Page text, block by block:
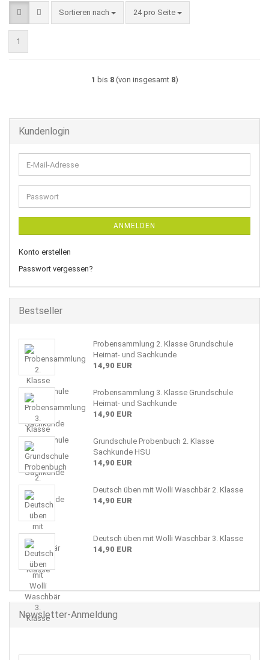
Sortieren nach
Sortieren nach 24 pro Seite
pro Seite
1
1 bis 8(von insgesamt 8)
Kundenlogin
E-
Mail-
Adresse
Passwort
ANMELDEN
Konto erstellen
Passwort vergessen?
Bestseller
Probensammlung 2. Klasse Grundschule
Heimat- und Sachkunde
14,90 EUR
Probensammlung 3. Klasse Grundschule
Heimat- und Sachkunde
14,90 EUR
Grundschule Probenbuch 2. Klasse
Sachkunde HSU
14,90 EUR
Deutsch üben mit Wolli Waschbär 2. Klasse
14,90 EUR
Deutsch üben mit Wolli Waschbär 3. Klasse
14,90 EUR
Newsletter-Anmeldung